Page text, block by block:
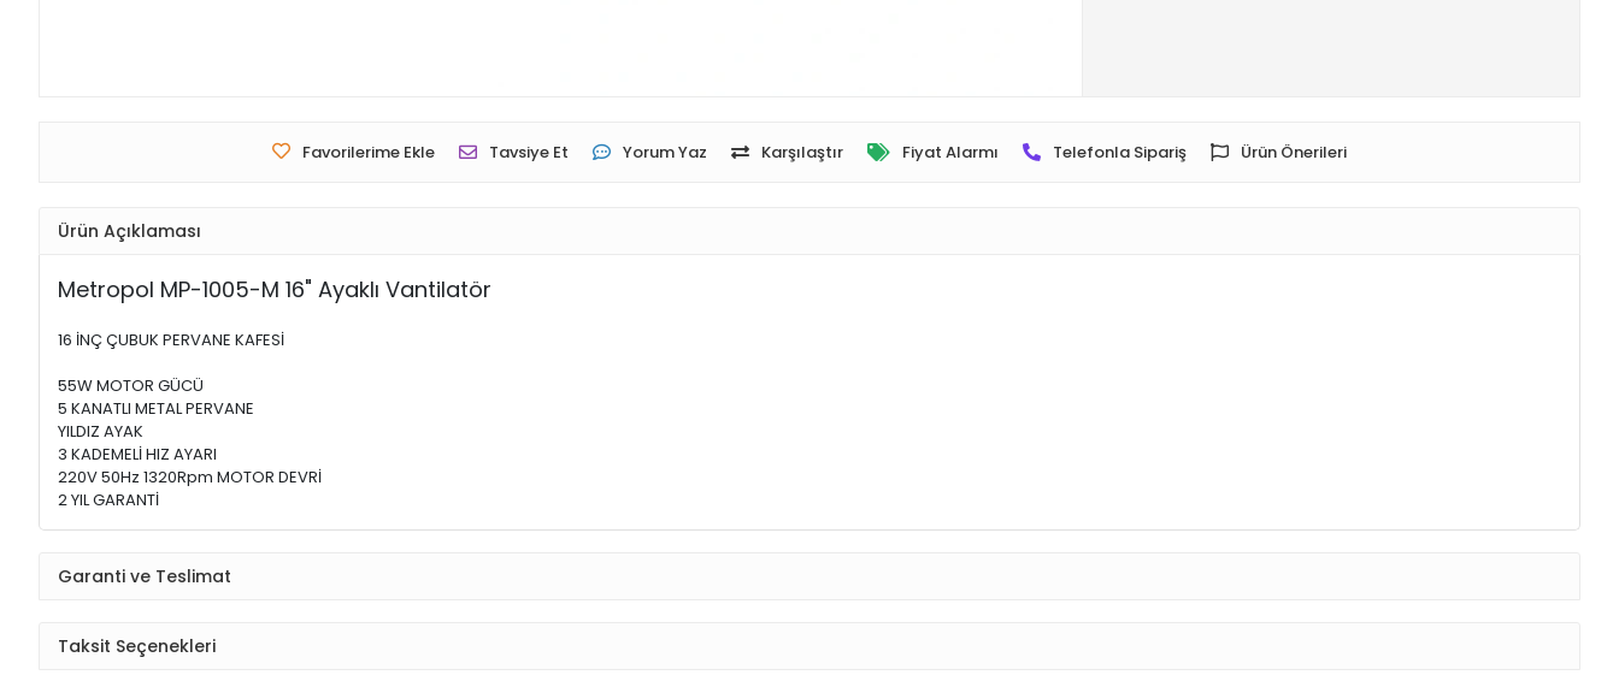
Favorilerime Ekle Tavsiye Et Yorum Yaz Karşılaştır Fiyat Alarmı Telefonla Sipariş Ürün Önerileri
Ürün Açıklaması
Metropol MP-1005-M 16" Ayaklı Vantilatör
16 İNÇ ÇUBUK PERVANE KAFESİ
55W MOTOR GÜCÜ
5 KANATLI METAL PERVANE
YILDIZ AYAK
3 KADEMELİ HIZ AYARI
220V 50Hz 1320Rpm MOTOR DEVRİ
2 YIL GARANTİ
Garanti ve Teslimat
Taksit Seçenekleri